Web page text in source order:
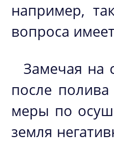
например,
вопроса
Замечая на
после
меры по
земля